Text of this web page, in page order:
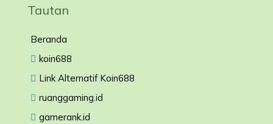
Tautan
Beranda
koin688
Link Alternatif Koin688
ruanggaming.id
gamerank.id